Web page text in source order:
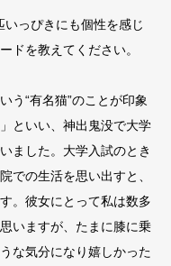
っぴきにも個性を感じ
ドを教えてください。
う“有名猫”のことが印象
といい、神出鬼没で大学
ました。大学入試のとき
での生活を思い出すと、
。彼女にとって私は数多
いますが、たまに膝に乗
な気分になり嬉しかった